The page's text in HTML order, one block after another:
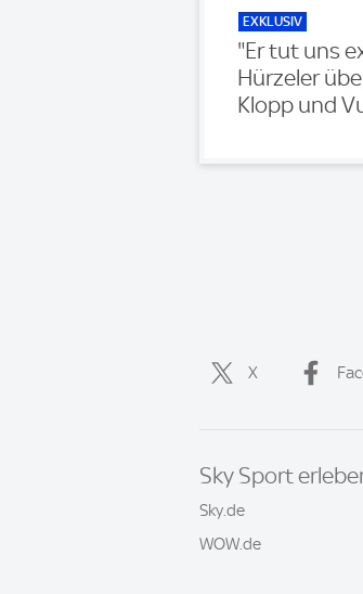
EXKLUSIV
"Er tut uns
Hürzeler
Klopp und
X
Sky Sport
Sky.de
WOW.de